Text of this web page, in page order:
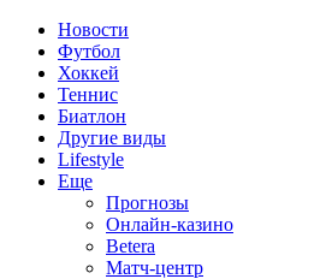
Новости
Футбол
Хоккей
Теннис
Биатлон
Другие виды
Lifestyle
Еще
Прогнозы
Онлайн-казино
Betera
Матч-центр